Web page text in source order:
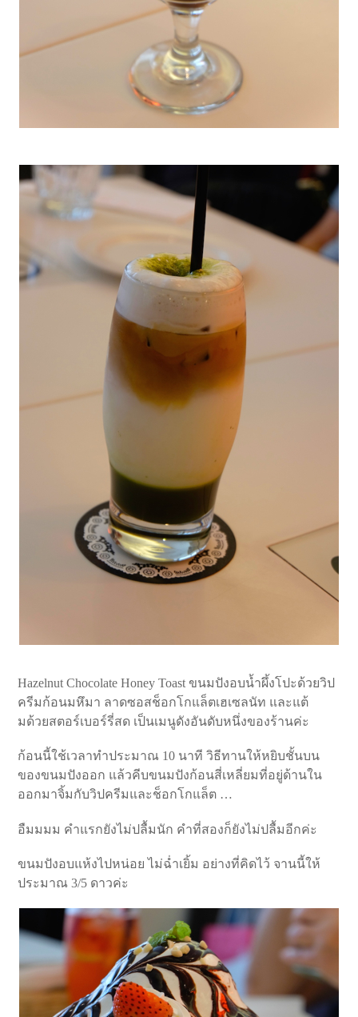
Hazelnut Chocolate Honey Toast ขนมปังอบน้ำผึ้งโปะด้วยวิป
ครีมก้อนมหึมา ลาดซอสช็อกโกแล็ตเฮเซลนัท และแต้
มด้วยสตอร์เบอร์รี่สด เป็นเมนูดังอันดับหนึ่งของร้านค่ะ
ก้อนนี้ใช้เวลาทำประมาณ 10 นาที วิธีทานให้หยิบชั้นบน
ของขนมปังออก แล้วคีบขนมปังก้อนสี่เหลี่ยมที่อยู่ด้านใน
ออกมาจิ้มกับวิปครีมและช็อกโกแล็ต …
อืมมมม คำแรกยังไม่ปลื้มนัก คำที่สองก็ยังไม่ปลื้มอีกค่ะ
ขนมปังอบแห้งไปหน่อย ไม่ฉ่ำเยิ้ม อย่างที่คิดไว้ จานนี้ให้
ประมาณ 3/5 ดาวค่ะ